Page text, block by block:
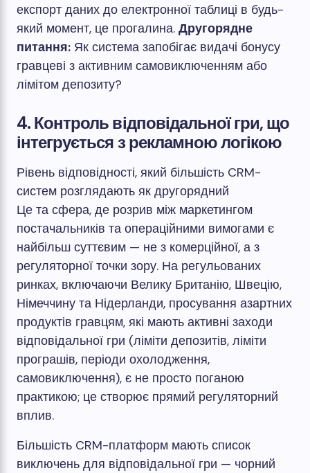
експорт даних до електронної таблиці в будь-
який момент, це прогалина. Другорядне
питання: Як система запобігає видачі бонусу
гравцеві з активним самовиключенням або
лімітом депозиту?
4. Контроль відповідальної гри, що
інтегрується з рекламною логікою
Рівень відповідності, який більшість CRM-
систем розглядають як другорядний
Це та сфера, де розрив між маркетингом
постачальників та операційними вимогами є
найбільш суттєвим — не з комерційної, а з
регуляторної точки зору. На регульованих
ринках, включаючи Велику Британію, Швецію,
Німеччину та Нідерланди, просування азартних
продуктів гравцям, які мають активні заходи
відповідальної гри (ліміти депозитів, ліміти
програшів, періоди охолодження,
самовиключення), є не просто поганою
практикою; це створює прямий регуляторний
вплив.
Більшість CRM-платформ мають список
виключень для відповідальної гри — чорний